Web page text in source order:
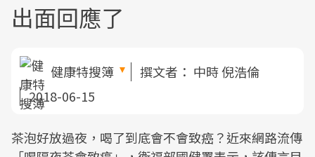
出面回應了
健康特搜簿 撰文者： 中時 倪浩倫
2018-06-15
茶泡好放過夜，喝了到底會不會致癌？近來網路流傳